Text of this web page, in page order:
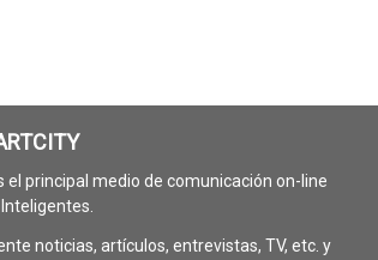
el principal medio de comunicación on-line
noticias, artículos, entrevistas, TV, etc. y